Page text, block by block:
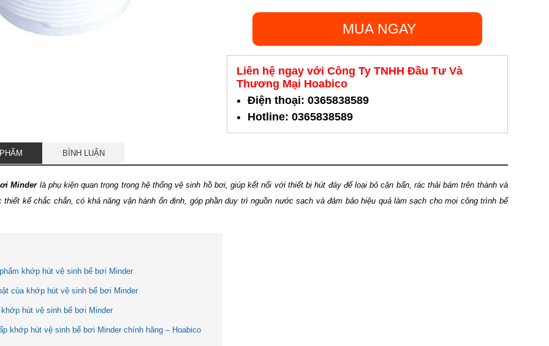
MUA NGAY
Liên hệ ngay với Công Ty TNHH Đầu Tư Và
Thương Mại Hoabico
Điện thoại: 0365838589
Hotline: 0365838589
BÌNH LUẬN
Minderlà phụ kiện quan trọng trong hệ thống vệ sinh hồ bơi, giúp kết nối với thiết bị hút đáy để loại bỏ cặn bẩn, rác thải bám trên thành và
thiết kế chắc chắn, có khả năng vận hành ổn định, góp phần duy trì nguồn nước sạch và đảm bảo hiệu quả làm sạch cho mọi công trình bể
khớp hút vệ sinh bể bơi Minder
của khớp hút vệ sinh bể bơi Minder
hút vệ sinh bể bơi Minder
khớp hút vệ sinh bể bơi Minder chính hãng – Hoabico